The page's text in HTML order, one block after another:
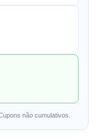
não cumulativos.